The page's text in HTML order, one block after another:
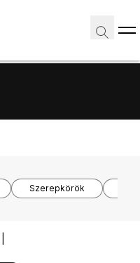
Szerepkörök